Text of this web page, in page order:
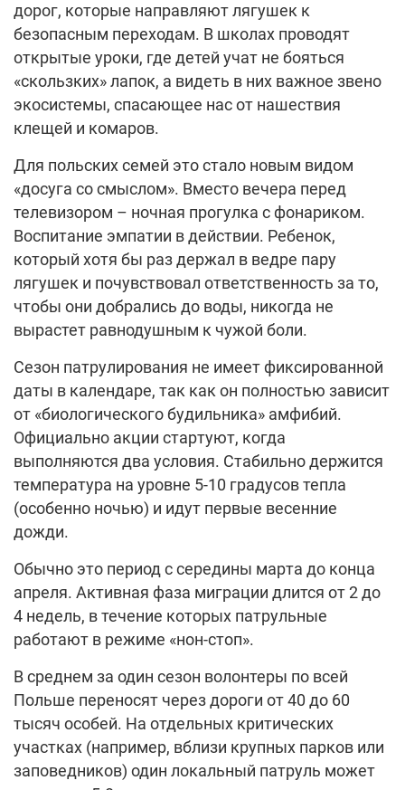
дорог, которые направляют лягушек к
безопасным переходам. В школах проводят
открытые уроки, где детей учат не бояться
«скользких» лапок, а видеть в них важное звено
экосистемы, спасающее нас от нашествия
клещей и комаров.
Для польских семей это стало новым видом
«досуга со смыслом». Вместо вечера перед
телевизором – ночная прогулка с фонариком.
Воспитание эмпатии в действии. Ребенок,
который хотя бы раз держал в ведре пару
лягушек и почувствовал ответственность за то,
чтобы они добрались до воды, никогда не
вырастет равнодушным к чужой боли.
Сезон патрулирования не имеет фиксированной
даты в календаре, так как он полностью зависит
от «биологического будильника» амфибий.
Официально акции стартуют, когда
выполняются два условия. Стабильно держится
температура на уровне 5-10 градусов тепла
(особенно ночью) и идут первые весенние
дожди.
Обычно это период с середины марта до конца
апреля. Активная фаза миграции длится от 2 до
4 недель, в течение которых патрульные
работают в режиме «нон-стоп».
В среднем за один сезон волонтеры по всей
Польше переносят через дороги от 40 до 60
тысяч особей. На отдельных критических
участках (например, вблизи крупных парков или
заповедников) один локальный патруль может